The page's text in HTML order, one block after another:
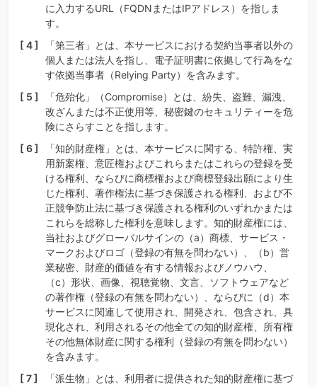
に入力するURL（FQDNまたはIPアドレス）を指しま
す。
「第三者」とは、本サービスにおける契約当事者以外の
個人または法人を指し、電子証明書に依拠して行為をな
す依拠当事者（Relying Party）を含みます。
「危殆化」（Compromise）とは、紛失、盗難、漏洩、
改ざんまたは不正使用等、秘密鍵のセキュリティーを危
険にさらすことを指します。
「知的財産権」とは、本サービスに関する、特許権、実
用新案権、意匠権およびこれらまたはこれらの登録を受
ける権利、ならびに商標権および商標登録出願により生
じた権利、著作権法に基づき保護される権利、および不
正競争防止法に基づき保護される権利のいずれかまたは
これらを総称した権利を意味します。知的財産権には、
当社およびグローバルサインの（a）商標、サービス・
マークおよびロゴ（登録の有無を問わない）、（b）営
業秘密、財産的価値を有する情報およびノウハウ、
（c）形状、画像、視聴覚物、文言、ソフトウェアなど
の著作権（登録の有無を問わない）、ならびに（d）本
サービスに関連して使用され、開発され、包含され、具
現化され、利用されるその他全ての知的財産権、所有権
その他無体財産に関する権利（登録の有無を問わない）
を含みます。
「派生物」とは、利用者に提供された知的財産権に基づ